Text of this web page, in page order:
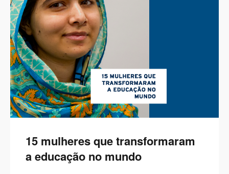
15 mulheres que transformaram
a educação no mundo